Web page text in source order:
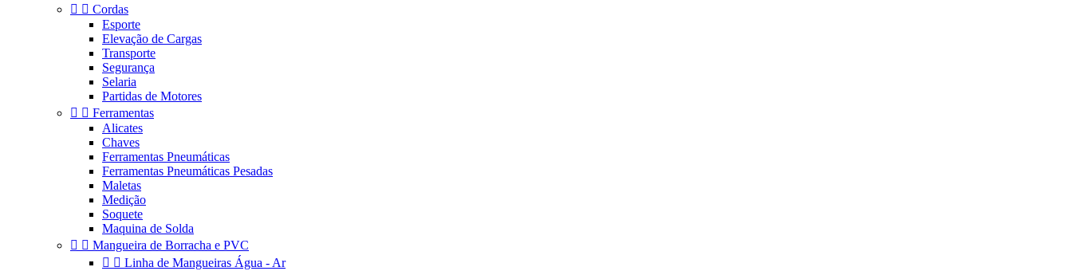
  Cordas
Esporte
Elevação de Cargas
Transporte
Segurança
Selaria
Partidas de Motores
  Ferramentas
Alicates
Chaves
Ferramentas Pneumáticas
Ferramentas Pneumáticas Pesadas
Maletas
Medição
Soquete
Maquina de Solda
  Mangueira de Borracha e PVC
  Linha de Mangueiras Água - Ar